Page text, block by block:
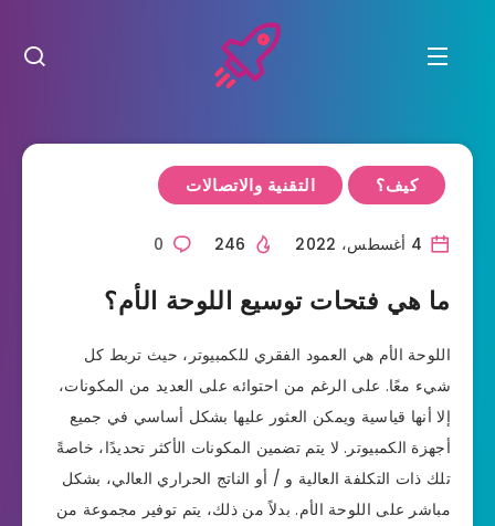
كيف؟ التقنية والاتصالات
0
ما هي فتحات توسيع اللوحة الأم؟
اللوحة الأم هي العمود الفقري للكمبيوتر، حيث تربط كل
شيء معًا. على الرغم من احتوائه على العديد من المكونات،
إلا أنها قياسية ويمكن العثور عليها بشكل أساسي في جميع
أجهزة الكمبيوتر. لا يتم تضمين المكونات الأكثر تحديدًا، خاصةً
تلك ذات التكلفة العالية و / أو الناتج الحراري العالي، بشكل
مباشر على اللوحة الأم. بدلاً من ذلك، يتم توفير مجموعة من